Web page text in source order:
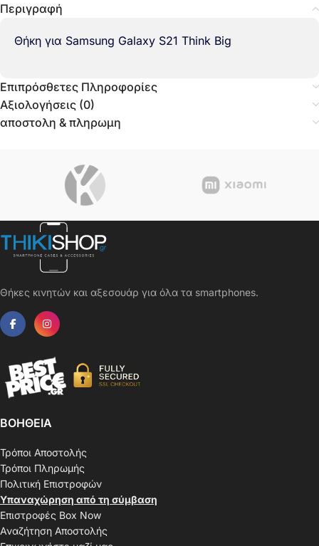
Περιγραφή
Θήκη για Samsung Galaxy S21 Think Big
Επιπρόσθετες Πληροφορίες
Αξιολογήσεις (0)
αποστολη & πληρωμη
Θήκες κινητών και αξεσουάρ για όλα τα smartphones.
ΒΟΗΘΕΙΑ
Τρόποι Αποστολής
Τρόποι Πληρωμής
Πολιτική Επιστροφών
Υπαναχώρηση από τη σύμβαση
Επιστροφές Box Now
Αναζήτηση Αποστολής